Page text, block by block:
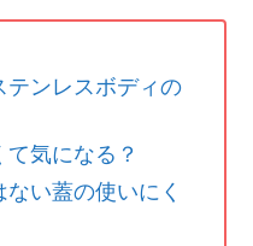
テンレスボディの
気になる？
い蓋の使いにく